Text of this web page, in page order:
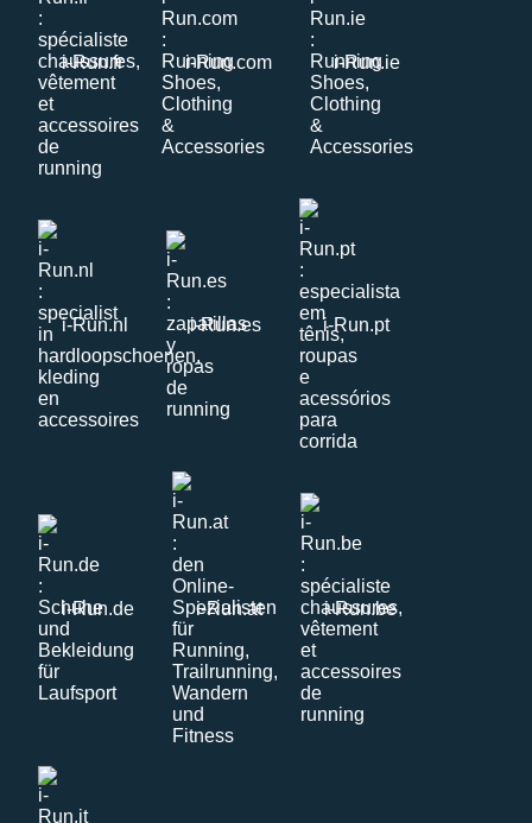
i-Run.fr i-Run.com i-Run.ie
i-Run.nl i-Run.es i-Run.pt
i-Run.de i-Run.at i-Run.be